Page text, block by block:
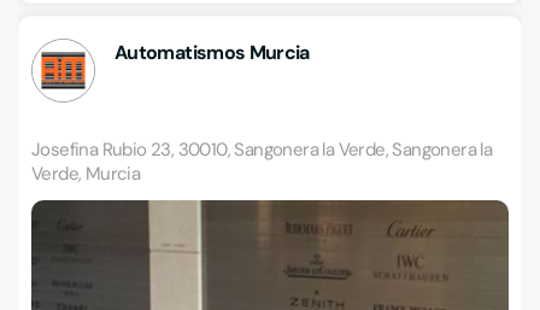
Automatismos Murcia
Josefina Rubio 23, 30010, Sangonera la Verde, Sangonera la
Verde, Murcia